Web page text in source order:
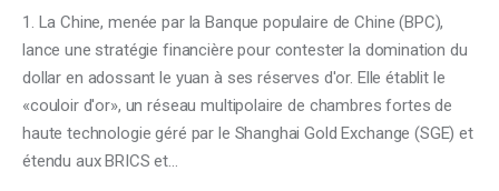
1. La Chine, menée par la Banque populaire de Chine (BPC),
lance une stratégie financière pour contester la domination du
dollar en adossant le yuan à ses réserves d'or. Elle établit le
«couloir d'or», un réseau multipolaire de chambres fortes de
haute technologie géré par le Shanghai Gold Exchange (SGE) et
étendu aux BRICS et…